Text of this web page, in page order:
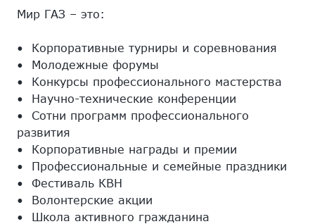
Мир ГАЗ – это:
• Корпоративные турниры и соревнования
• Молодежные форумы
• Конкурсы профессионального мастерства
• Научно-технические конференции
• Сотни программ профессионального
развития
• Корпоративные награды и премии
• Профессиональные и семейные праздники
• Фестиваль КВН
• Волонтерские акции
• Школа активного гражданина